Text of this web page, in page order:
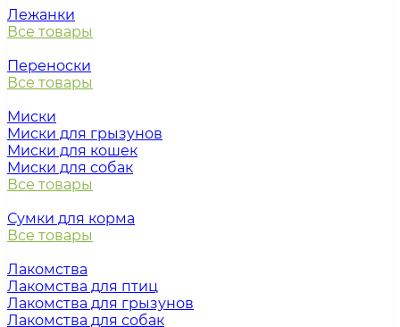
Лежанки
Все товары
Переноски
Все товары
Миски
Миски для грызунов
Миски для кошек
Миски для собак
Все товары
Сумки для корма
Все товары
Лакомства
Лакомства для птиц
Лакомства для грызунов
Лакомства для собак